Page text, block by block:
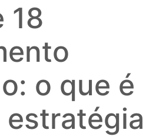
18
o que é
estratégia